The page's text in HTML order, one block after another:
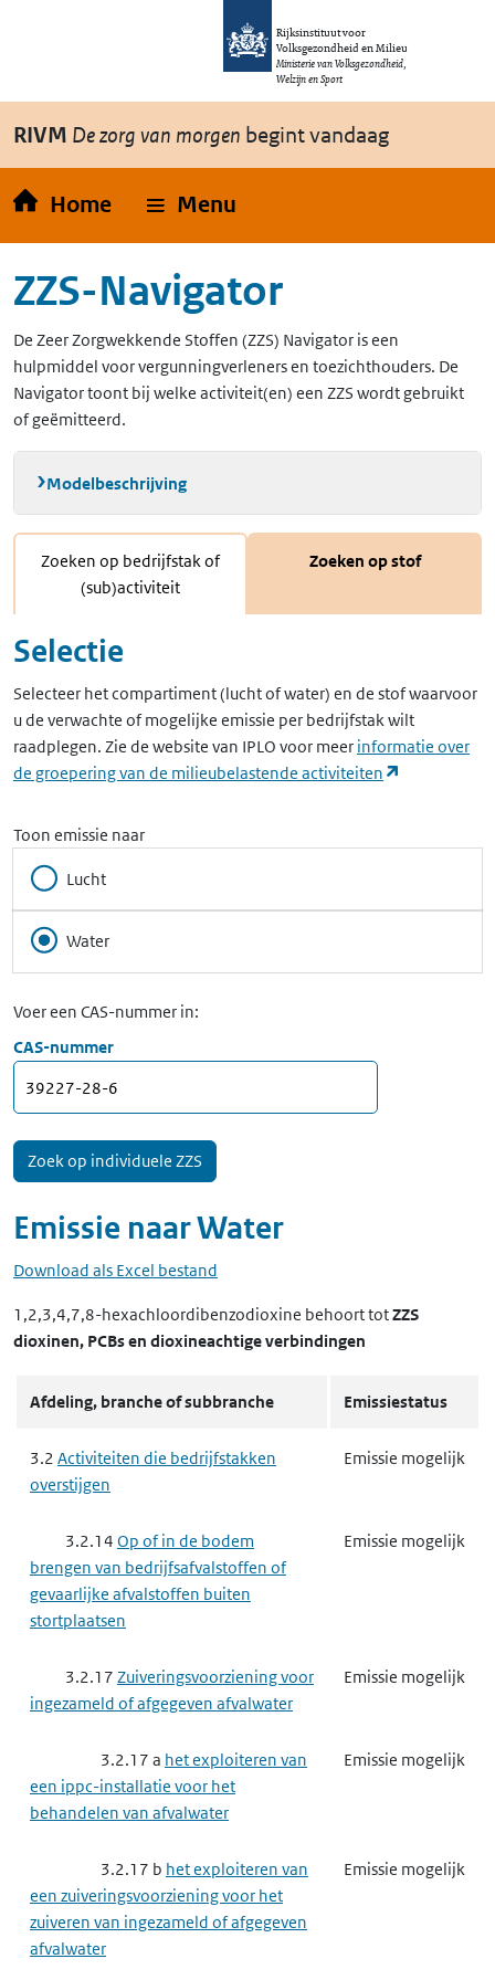
Overslaan en naar de inhoud gaan
Rijksinstituut voor
Volksgezondheid en Milieu
Ministerie van Volksgezondheid,
Welzijn en Sport
RIVM De zorg van morgen begint vandaag
Home Menu
ZZS-Navigator
De Zeer Zorgwekkende Stoffen (ZZS) Navigator is een
hulpmiddel voor vergunningverleners en toezichthouders. De
Navigator toont bij welke activiteit(en) een ZZS wordt gebruikt
of geëmitteerd.
Modelbeschrijving
Zoeken op bedrijfstak of
(sub)activiteit
Zoeken op stof
Selectie
Selecteer het compartiment (lucht of water) en de stof waarvoor
u de verwachte of mogelijke emissie per bedrijfstak wilt
raadplegen. Zie de website van IPLO voor meer informatie over
de groepering van de milieubelastende activiteiten
Toon emissie naar
Lucht
Water
Voer een CAS-nummer in:
CAS-nummer
Emissie naarWater
Download als Excel bestand
1,2,3,4,7,8-hexachloordibenzodioxine behoort totZZS
dioxinen, PCBs en dioxineachtige verbindingen
Afdeling, branche of subbranche Emissiestatus
3.2 Activiteiten die bedrijfstakken
overstijgen
Emissie mogelijk
3.2.14 Op of in de bodem
brengen van bedrijfsafvalstoffen of
gevaarlijke afvalstoffen buiten
stortplaatsen
Emissie mogelijk
3.2.17 Zuiveringsvoorziening voor
ingezameld of afgegeven afvalwater
Emissie mogelijk
3.2.17 a het exploiteren van
een ippc-installatie voor het
behandelen van afvalwater
Emissie mogelijk
3.2.17 b het exploiteren van
een zuiveringsvoorziening voor het
zuiveren van ingezameld of afgegeven
afvalwater
Emissie mogelijk